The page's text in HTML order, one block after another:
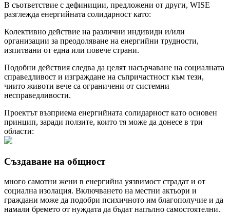
В съответствие с дефиниции, предложени от други, WISE
разглежда енергийната солидарност като:
Колективно действие на различни индивиди и/или
организации за преодоляване на енергийни трудности,
изпитвани от една или повече страни.
Подобни действия следва да целят насърчаване на социалната
справедливост и изграждане на съпричастност към тези,
чиито животи вече са ограничени от системни
несправедливости.
Проектът възприема енергийната солидарност като основен
принцип, заради ползите, които тя може да донесе в три
области:
Създаване на общност
много самотни жени в енергийна уязвимост страдат и от
социална изолация. Включването на местни актьори и
граждани може да подобри психичното им благополучие и да
намали бремето от нуждата да бъдат напълно самостоятелни.